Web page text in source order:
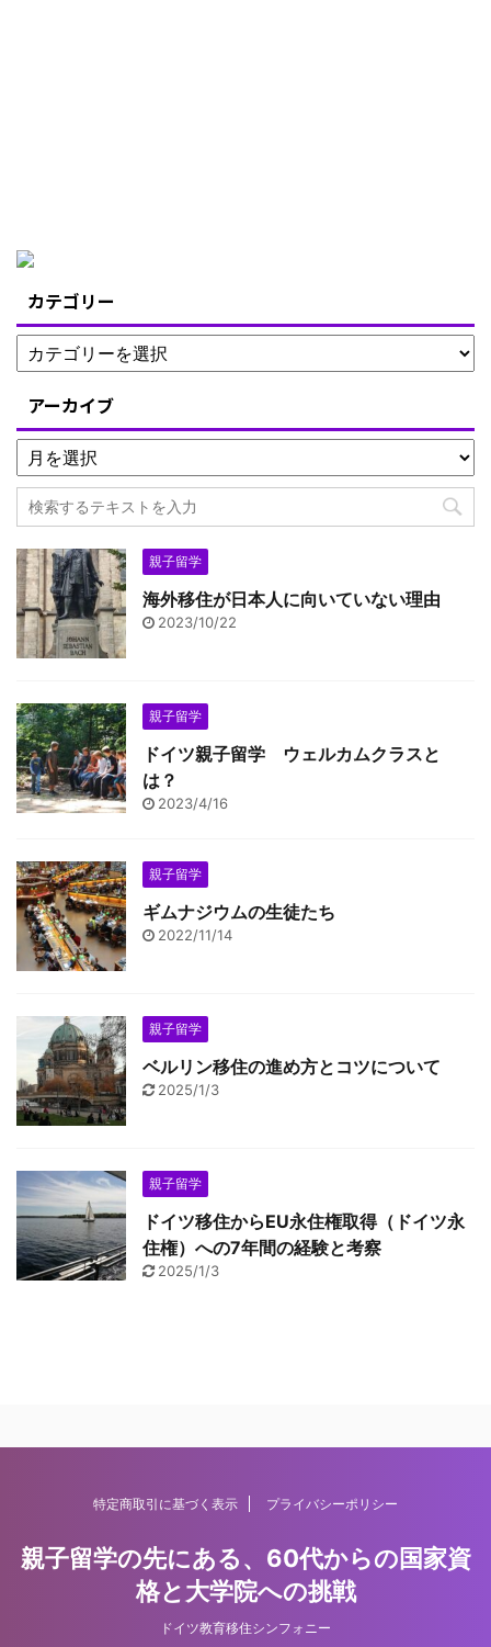
カテゴリー
アーカイブ
親子留学
海外移住が日本人に向いていない理由
2023/10/22
親子留学
ドイツ親子留学 ウェルカムクラスと
は？
2023/4/16
親子留学
ギムナジウムの生徒たち
2022/11/14
親子留学
ベルリン移住の進め方とコツについて
2025/1/3
親子留学
ドイツ移住からEU永住権取得（ドイツ永
住権）への7年間の経験と考察
2025/1/3
特定商取引に基づく表示 プライバシーポリシー
親子留学の先にある、60代からの国家資
格と大学院への挑戦
ドイツ教育移住シンフォニー